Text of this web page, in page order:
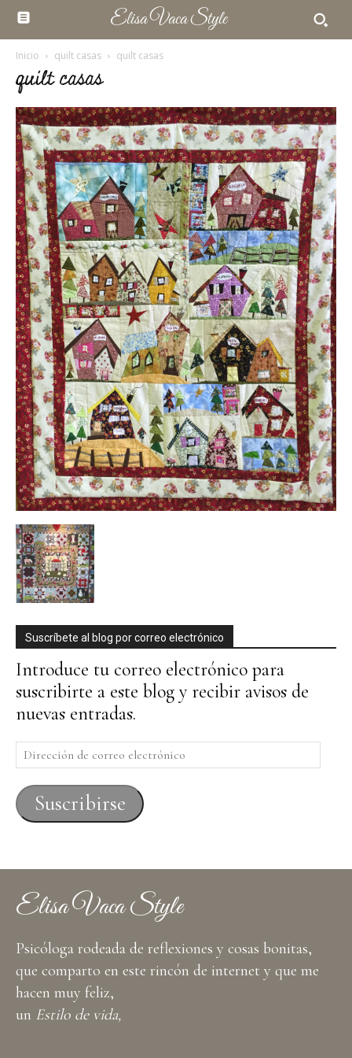
Elisa Vaca Style
Inicio quilt casas quilt casas
quilt casas
Suscríbete al blog por correo electrónico
Introduce tu correo electrónico para
suscribirte a este blog y recibir avisos de
nuevas entradas.
Dirección
de
correo
electrónico
Suscribirse
Elisa Vaca Style
Psicóloga rodeada de reflexiones y cosas bonitas,
que comparto en este rincón de internet y que me
hacen muy feliz,
un Estilo de vida,